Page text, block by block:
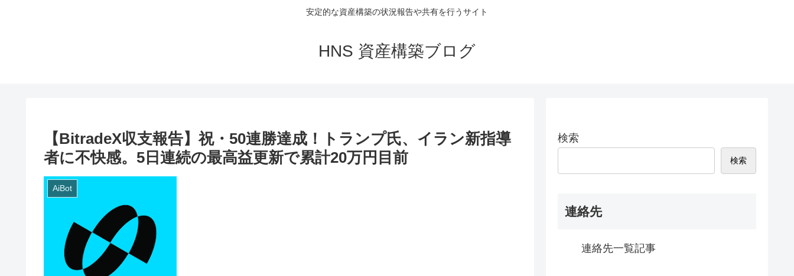
安定的な資産構築の状況報告や共有を行うサイト
HNS 資産構築ブログ
【BitradeX収支報告】祝・50連勝達成！トランプ氏、イラン新指導
者に不快感。5日連続の最高益更新で累計20万円目前
AiBot
検索
検索
連絡先
連絡先一覧記事